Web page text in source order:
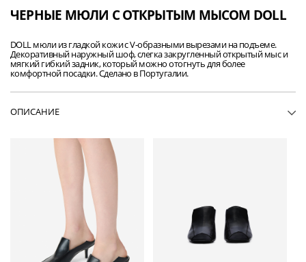
ЧЕРНЫЕ МЮЛИ С ОТКРЫТЫМ МЫСОМ DOLL
DOLL мюли из гладкой кожи с V-образными вырезами на подъеме.
Декоративный наружный шоф, слегка закругленный открытый мыс и
мягкий гибкий задник, который можно отогнуть для более
комфортной посадки. Сделано в Португалии.
ОПИСАНИЕ
• WP42DOLL-BLA01
• Мюли из гладкой кожи
• V-образные вырезы на подъеме
• Декоративный наружный шов
• Слегка закругленный открытый мыс
• Высота каблука: 6,5 см
• Гибкий задник
• Основной материал: 100% козья кожа
• Сделано в Португалии